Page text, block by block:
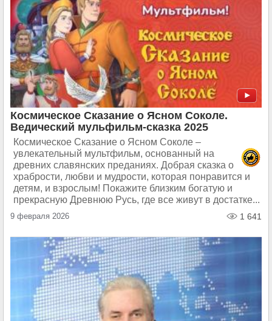
Космическое Сказание о Ясном Соколе.
Ведический мульфильм-сказка 2025
Космическое Сказание о Ясном Соколе –
увлекательный мультфильм, основанный на
древних славянских преданиях. Добрая сказка о
храбрости, любви и мудрости, которая понравится и
детям, и взрослым! Покажите близким богатую и
прекрасную Древнюю Русь, где все живут в достатке...
9 февраля 2026 1 641